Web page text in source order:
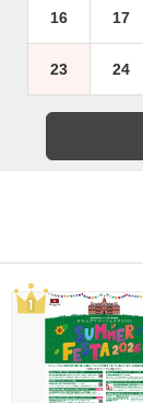
16 17
23 24